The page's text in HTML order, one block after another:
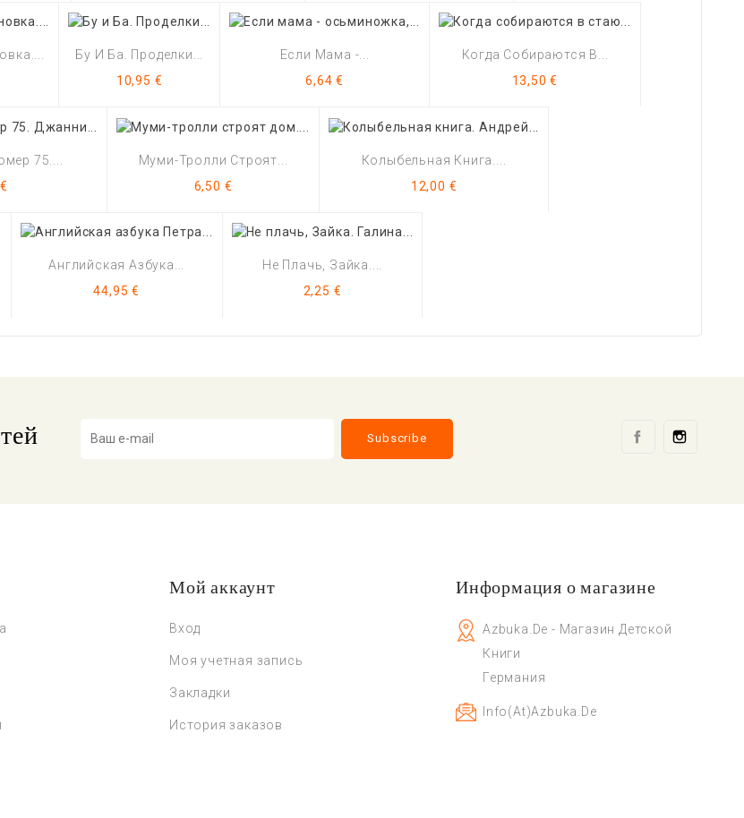
Бу И Ба. Проделки...
Цена
10,95 €
Если Мама -...
Цена
6,64 €
Когда Собираются В...
Цена
13,50 €
75....
Муми-Тролли Строят...
Цена
6,50 €
Колыбельная Книга....
Цена
12,00 €
Английская Азбука...
Цена
44,95 €
Не Плачь, Зайка....
Цена
2,25 €
Facebook
Мой аккаунт
Вход
Моя учетная запись
Закладки
История заказов
Информация о магазине
Azbuka.de - Магазин Детской
Книги
Германия
Info(at)azbuka.de